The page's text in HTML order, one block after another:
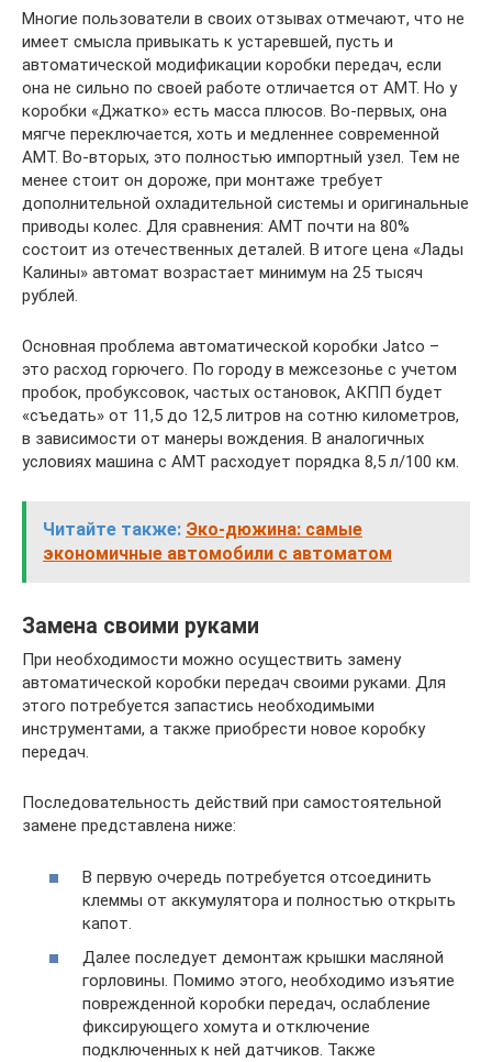
Многие пользователи в своих отзывах отмечают, что не
имеет смысла привыкать к устаревшей, пусть и
автоматической модификации коробки передач, если
она не сильно по своей работе отличается от АМТ. Но у
коробки «Джатко» есть масса плюсов. Во-первых, она
мягче переключается, хоть и медленнее современной
АМТ. Во-вторых, это полностью импортный узел. Тем не
менее стоит он дороже, при монтаже требует
дополнительной охладительной системы и оригинальные
приводы колес. Для сравнения: АМТ почти на 80%
состоит из отечественных деталей. В итоге цена «Лады
Калины» автомат возрастает минимум на 25 тысяч
рублей.
Основная проблема автоматической коробки Jatco –
это расход горючего. По городу в межсезонье с учетом
пробок, пробуксовок, частых остановок, АКПП будет
«съедать» от 11,5 до 12,5 литров на сотню километров,
в зависимости от манеры вождения. В аналогичных
условиях машина с АМТ расходует порядка 8,5 л/100 км.
Читайте также: Эко-дюжина: самые
экономичные автомобили с автоматом
Замена своими руками
При необходимости можно осуществить замену
автоматической коробки передач своими руками. Для
этого потребуется запастись необходимыми
инструментами, а также приобрести новое коробку
передач.
Последовательность действий при самостоятельной
замене представлена ниже:
В первую очередь потребуется отсоединить
клеммы от аккумулятора и полностью открыть
капот.
Далее последует демонтаж крышки масляной
горловины. Помимо этого, необходимо изъятие
поврежденной коробки передач, ослабление
фиксирующего хомута и отключение
подключенных к ней датчиков. Также